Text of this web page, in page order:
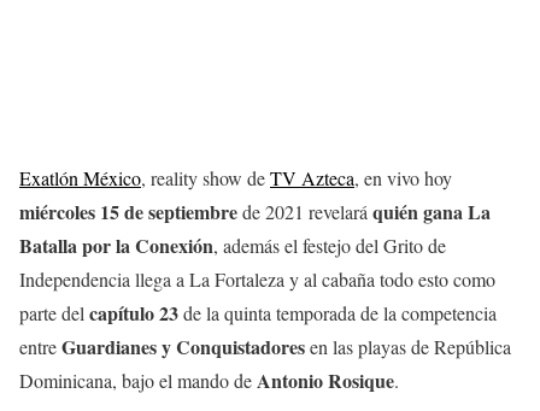
Exatlón México, reality show deTV Azteca, en vivo hoy
miércoles 15de septiembrede 2021 revelará quién gana La
Batalla por la Conexión, además el festejo del Grito de
Independencia llega a La Fortaleza y al cabaña todo esto como
parte del capítulo 23de la quinta temporada de la competencia
entreGuardianes y Conquistadoresen las playas de República
Dominicana, bajo el mando deAntonio Rosique.